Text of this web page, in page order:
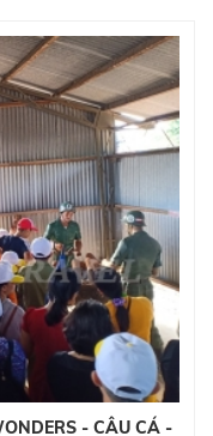
- CÂU CÁ -